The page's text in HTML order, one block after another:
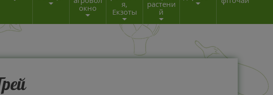
окно
я,
Екзоты
растени
й